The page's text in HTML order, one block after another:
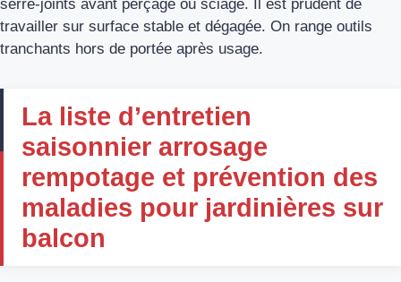
serre-joints avant perçage ou sciage. Il est prudent de
travailler sur surface stable et dégagée. On range outils
tranchants hors de portée après usage.
La liste d’entretien
saisonnier arrosage
rempotage et prévention des
maladies pour jardinières sur
balcon